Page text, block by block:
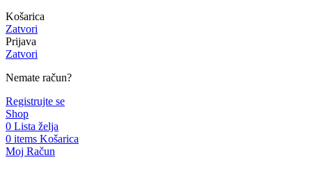
Košarica
Zatvori
Prijava
Zatvori
Nemate račun?
Registrujte se
Shop
0 Lista želja
0 items Košarica
Moj Račun